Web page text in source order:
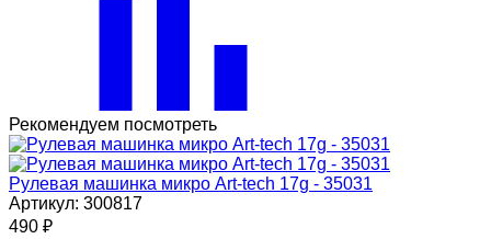
Рекомендуем посмотреть
Рулевая машинка микро Art-tech 17g - 35031
Артикул: 300817
490 ₽